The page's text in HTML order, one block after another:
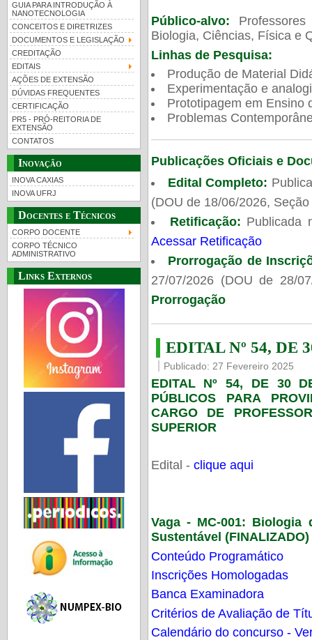
GUIA PARA INTRODUÇÃO À
NANOTECNOLOGIA
CONCEITOS E DIRETRIZES
DOCUMENTOS E LEGISLAÇÃO
CREDITAÇÃO
EDITAIS
AÇÕES DE EXTENSÃO
DÚVIDAS FREQUENTES
CERTIFICAÇÃO
PR5 - PRÓ-REITORIA DE
EXTENSÃO
CONTATOS
Inovação
INOVA CAXIAS
INOVA UFRJ
Docentes e Técnicos
CORPO DOCENTE
CORPO TÉCNICO
ADMINISTRATIVO
Links Externos
Público-alvo:
Biologia, Ciências, Física e
Linhas de Pesquisa:
Produção de Material
Experimentação e
Prototipagem em Ensino
Problemas
Publicações Oficiais e
Edital Completo:
(DOU de 18/06/2026,
Retificação: Publicada
Acessar Retificação
Prorrogação de
27/07/2026 (DOU de 28/
Prorrogação
EDITAL Nº 54, DE
Publicado: 27 Fevereiro 2025
EDITAL Nº 54, DE 30
PÚBLICOS PARA
CARGO DE
SUPERIOR
Edital - clique aqui
Vaga - MC-001: Biologia
Sustentável (FINALIZADO)
Conteúdo Programático
Inscrições Homologadas
Banca Examinadora
Critérios de Avaliação de
Calendário do concurso -